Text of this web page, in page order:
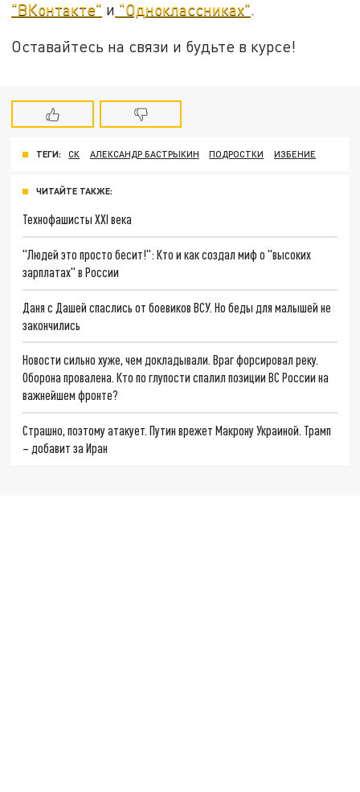
"ВКонтакте" и "Одноклассниках".
Оставайтесь на связи и будьте в курсе!
ТЕГИ: СК АЛЕКСАНДР БАСТРЫКИН ПОДРОСТКИ ИЗБЕНИЕ
ЧИТАЙТЕ ТАКЖЕ:
Технофашисты XXI века
"Людей это просто бесит!": Кто и как создал миф о "высоких
зарплатах" в России
Даня с Дашей спаслись от боевиков ВСУ. Но беды для малышей не
закончились
Новости сильно хуже, чем докладывали. Враг форсировал реку.
Оборона провалена. Кто по глупости спалил позиции ВС России на
важнейшем фронте?
Страшно, поэтому атакует. Путин врежет Макрону Украиной. Трамп
– добавит за Иран